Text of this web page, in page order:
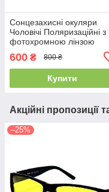
Сонцезахисні окуляри
Чоловічі Поляризаційні з
фотохромною лінзою
600 ₴ 800 ₴
Купити
Акційні пропозиції
–25%